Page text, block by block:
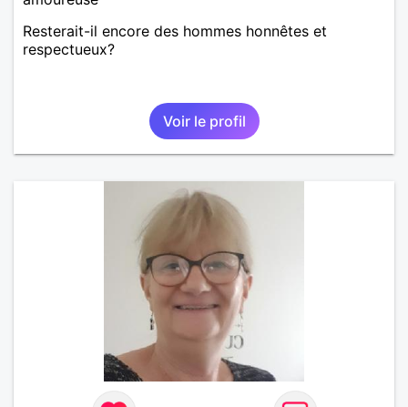
Resterait-il encore des hommes honnêtes et
respectueux?
Voir le profil